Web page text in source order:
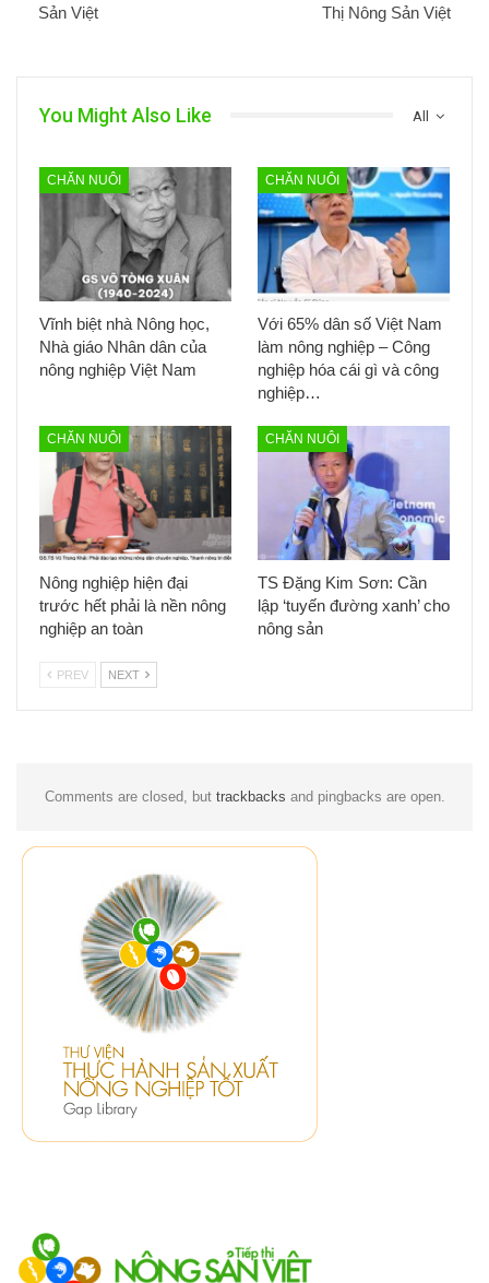
Sản Việt
Thị Nông Sản Việt
All
You Might Also Like
CHĂN NUÔI
Vĩnh biệt nhà Nông học,
Nhà giáo Nhân dân của
nông nghiệp Việt Nam
CHĂN NUÔI
Với 65% dân số Việt Nam
làm nông nghiệp – Công
nghiệp hóa cái gì và công
nghiệp…
CHĂN NUÔI
Nông nghiệp hiện đại
trước hết phải là nền nông
nghiệp an toàn
CHĂN NUÔI
TS Đặng Kim Sơn: Cần
lập ‘tuyến đường xanh’ cho
nông sản
PREV NEXT
Comments are closed, but trackbacks and pingbacks are open.